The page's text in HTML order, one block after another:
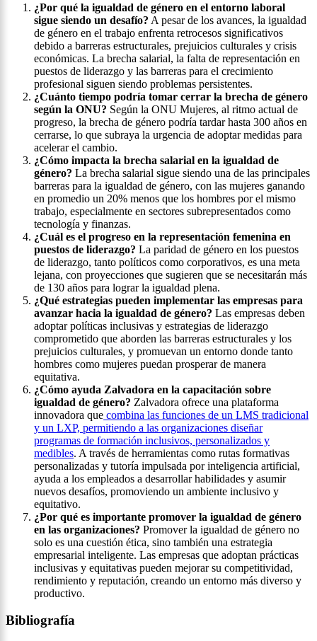
¿Por qué la igualdad de género en el entorno laboral
sigue siendo un desafío? A pesar de los avances, la igualdad
de género en el trabajo enfrenta retrocesos significativos
debido a barreras estructurales, prejuicios culturales y crisis
económicas. La brecha salarial, la falta de representación en
puestos de liderazgo y las barreras para el crecimiento
profesional siguen siendo problemas persistentes.
¿Cuánto tiempo podría tomar cerrar la brecha de género
según la ONU? Según la ONU Mujeres, al ritmo actual de
progreso, la brecha de género podría tardar hasta 300 años en
cerrarse, lo que subraya la urgencia de adoptar medidas para
acelerar el cambio.
¿Cómo impacta la brecha salarial en la igualdad de
género? La brecha salarial sigue siendo una de las principales
barreras para la igualdad de género, con las mujeres ganando
en promedio un 20% menos que los hombres por el mismo
trabajo, especialmente en sectores subrepresentados como
tecnología y finanzas.
¿Cuál es el progreso en la representación femenina en
puestos de liderazgo? La paridad de género en los puestos
de liderazgo, tanto políticos como corporativos, es una meta
lejana, con proyecciones que sugieren que se necesitarán más
de 130 años para lograr la igualdad plena.
¿Qué estrategias pueden implementar las empresas para
avanzar hacia la igualdad de género? Las empresas deben
adoptar políticas inclusivas y estrategias de liderazgo
comprometido que aborden las barreras estructurales y los
prejuicios culturales, y promuevan un entorno donde tanto
hombres como mujeres puedan prosperar de manera
equitativa.
¿Cómo ayuda Zalvadora en la capacitación sobre
igualdad de género? Zalvadora ofrece una plataforma
innovadora que combina las funciones de un LMS tradicional
y un LXP, permitiendo a las organizaciones diseñar
programas de formación inclusivos, personalizados y
medibles. A través de herramientas como rutas formativas
personalizadas y tutoría impulsada por inteligencia artificial,
ayuda a los empleados a desarrollar habilidades y asumir
nuevos desafíos, promoviendo un ambiente inclusivo y
equitativo.
¿Por qué es importante promover la igualdad de género
en las organizaciones? Promover la igualdad de género no
solo es una cuestión ética, sino también una estrategia
empresarial inteligente. Las empresas que adoptan prácticas
inclusivas y equitativas pueden mejorar su competitividad,
rendimiento y reputación, creando un entorno más diverso y
productivo.
Bibliografía